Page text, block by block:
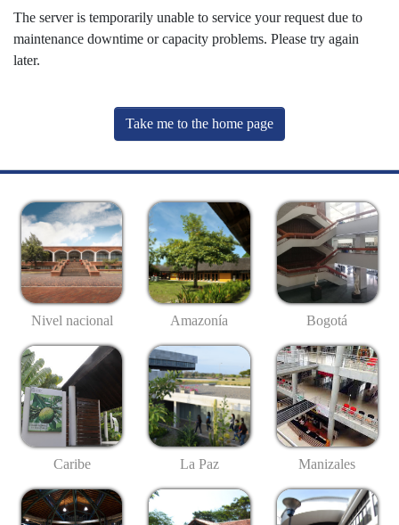
The server is temporarily unable to service your request due to
maintenance downtime or capacity problems. Please try again
later.
Take me to the home page
Nivel nacional Amazonía Bogotá
Caribe La Paz Manizales